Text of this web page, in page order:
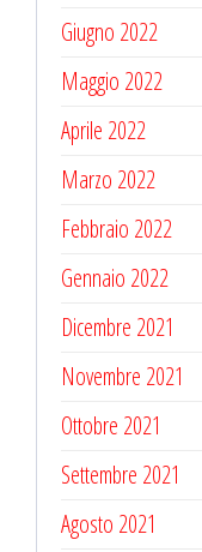
Giugno 2022
Maggio 2022
Aprile 2022
Marzo 2022
Febbraio 2022
Gennaio 2022
Dicembre 2021
Novembre 2021
Ottobre 2021
Settembre 2021
Agosto 2021